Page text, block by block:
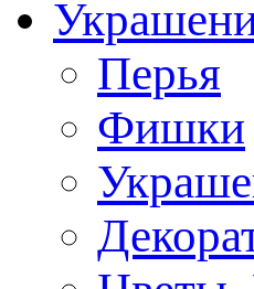
Перья
Фишки